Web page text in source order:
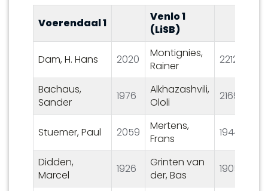
Voerendaal 1
Venlo 1
(LiSB)
Dam, H. Hans 2020
Montignies,
Rainer
2212
Bachaus,
Sander
1976
Alkhazashvili,
Ololi
2169
Stuemer, Paul 2059
Mertens,
Frans
1944
Didden,
Marcel
1926
Grinten van
der, Bas
1905